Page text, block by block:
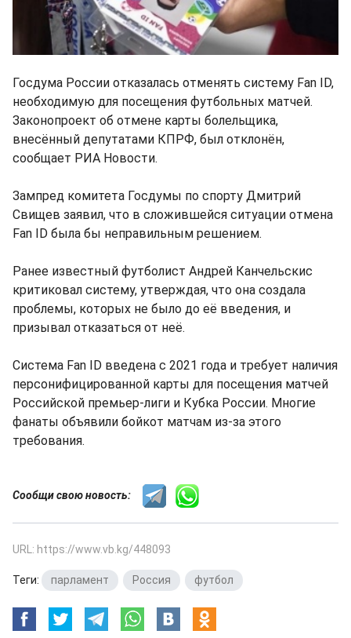
Госдума России отказалась отменять систему Fan ID,
необходимую для посещения футбольных матчей.
Законопроект об отмене карты болельщика,
внесённый депутатами КПРФ, был отклонён,
сообщает РИА Новости.
Зампред комитета Госдумы по спорту Дмитрий
Свищев заявил, что в сложившейся ситуации отмена
Fan ID была бы неправильным решением.
Ранее известный футболист Андрей Канчельскис
критиковал систему, утверждая, что она создала
проблемы, которых не было до её введения, и
призывал отказаться от неё.
Система Fan ID введена с 2021 года и требует наличия
персонифицированной карты для посещения матчей
Российской премьер-лиги и Кубка России. Многие
фанаты объявили бойкот матчам из-за этого
требования.
Сообщи свою новость:
URL: https://www.vb.kg/448093
Теги: парламент Россия футбол